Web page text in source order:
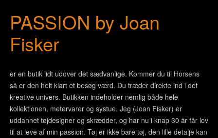
PASSION by Joan
Fisker
er en butik lidt udover det sædvanlige. Kommer du til Horsens
så er den helt klart et besøg værd. Du træder direkte ind i det
kreative univers. Butikken indeholder nemlig både hele
kollektionen, metervarer og systue. Jeg (Joan Fisker) er
uddannet tøjdesigner og skrædder, og har nu i knap 30 år får lov
til at leve af min passion. Tøj er ikke bare tøj, den lille detalje kan